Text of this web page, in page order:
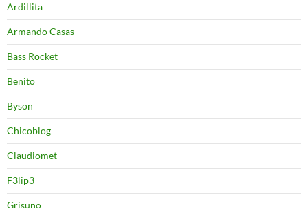
Ardillita
Armando Casas
Bass Rocket
Benito
Byson
Chicoblog
Claudiomet
F3lip3
Grisuno